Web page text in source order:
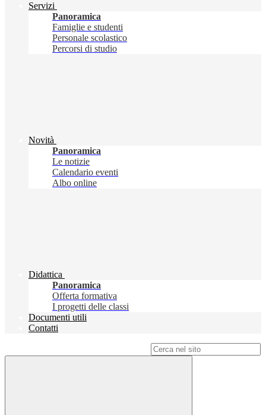
Servizi
Panoramica
Famiglie e studenti
Personale scolastico
Percorsi di studio
Novità
Panoramica
Le notizie
Calendario eventi
Albo online
Didattica
Panoramica
Offerta formativa
I progetti delle classi
Documenti utili
Contatti